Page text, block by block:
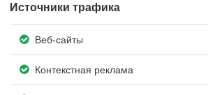
Источники трафика
Веб-сайты
Контекстная реклама